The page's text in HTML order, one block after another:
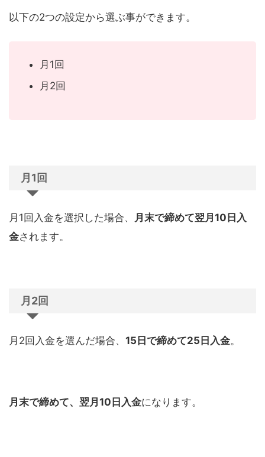
以下の2つの設定から選ぶ事ができます。
月 1回
月 2回
月 1 回
月 1 回入金を選択した場合、 月末で締めて翌月 10 日入
金されます。
月 2回
月 2回入金を選んだ場合、 15 日で締めて25 日入金。
月末で締めて、翌月 10 日入金になります。